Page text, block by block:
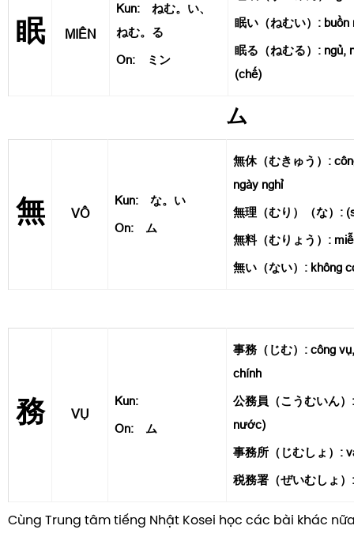
眠 MIÊN
Kun: ねむ。い、
ねむ。る
On: ミン
眠い（ねむい）: buồn
眠る（ねむる）: ngủ,
(chế)
ム
無 VÔ
Kun: な。い
On: ム
無休（むきゅう）:
ngày nghỉ
無理（むり）（な）:
無料（むりょう）:
無い（ない）: không
務 VỤ
Kun:
On: ム
事務（じむ）: công
chính
公務員（こうむいん
nước)
事務所（じむしょ）:
税務署（ぜいむしょ）
Cùng Trung tâm tiếng Nhật Kosei học các bài khác